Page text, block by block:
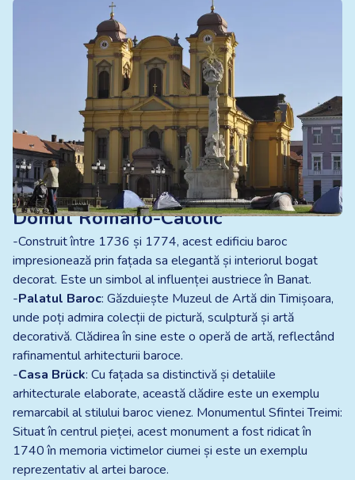
Domul Romano-Catolic
-Construit între 1736 și 1774, acest edificiu baroc
impresionează prin fațada sa elegantă și interiorul bogat
decorat. Este un simbol al influenței austriece în Banat.
-Palatul Baroc: Găzduiește Muzeul de Artă din Timișoara,
unde poți admira colecții de pictură, sculptură și artă
decorativă. Clădirea în sine este o operă de artă, reflectând
rafinamentul arhitecturii baroce.
-Casa Brück: Cu fațada sa distinctivă și detaliile
arhitecturale elaborate, această clădire este un exemplu
remarcabil al stilului baroc vienez. Monumentul Sfintei Treimi:
Situat în centrul pieței, acest monument a fost ridicat în
1740 în memoria victimelor ciumei și este un exemplu
reprezentativ al artei baroce.